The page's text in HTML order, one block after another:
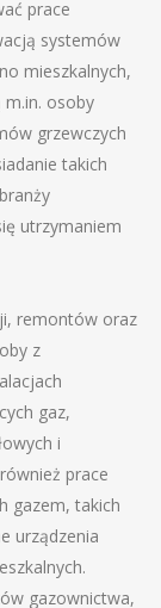
prace
systemów
mieszkalnych,
m.in. osoby
grzewczych
takich
utrzymaniem
remontów oraz
z
gaz,
i
prace
gazem, takich
urządzenia
gazownictwa,